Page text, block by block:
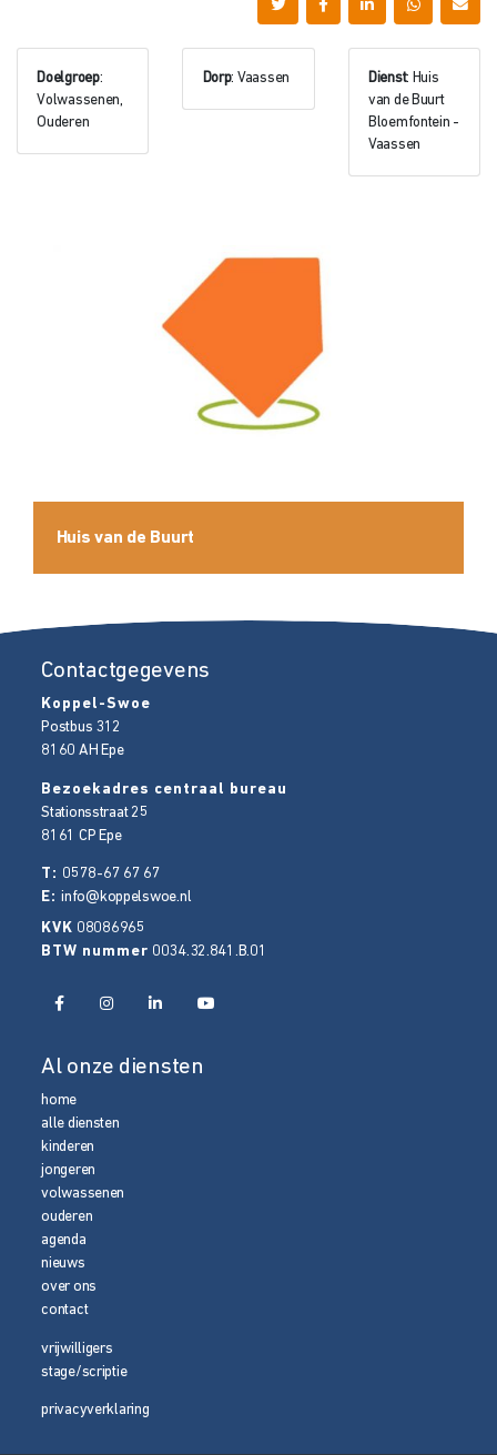
Doelgroep:
Volwassenen,
Ouderen
Dorp: Vaassen Dienst: Huis
van de Buurt
Bloemfontein -
Vaassen
Huis van de Buurt
Contactgegevens
Koppel-Swoe
Postbus 312
8160 AH Epe
Bezoekadres centraal bureau
Stationsstraat 25
8161 CP Epe
T: 0578-67 67 67
E:info@koppelswoe.nl
KVK 08086965
BTW nummer 0034.32.841.B.01
Al onze diensten
home
alle diensten
kinderen
jongeren
volwassenen
ouderen
agenda
nieuws
over ons
contact
vrijwilligers
stage/scriptie
privacyverklaring